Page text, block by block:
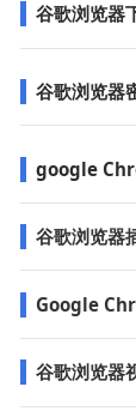
谷歌浏览器
谷歌浏览器
google Chrome
谷歌浏览器
Google
谷歌浏览器